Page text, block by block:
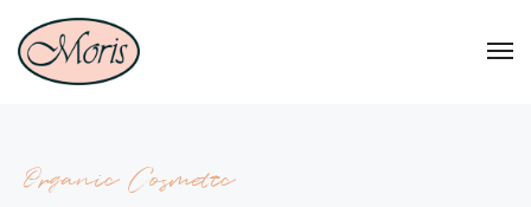
Organic Cosmetic